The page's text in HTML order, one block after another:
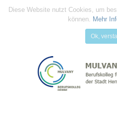
Diese Website nutzt Cookies, um
können. Mehr
Ok,